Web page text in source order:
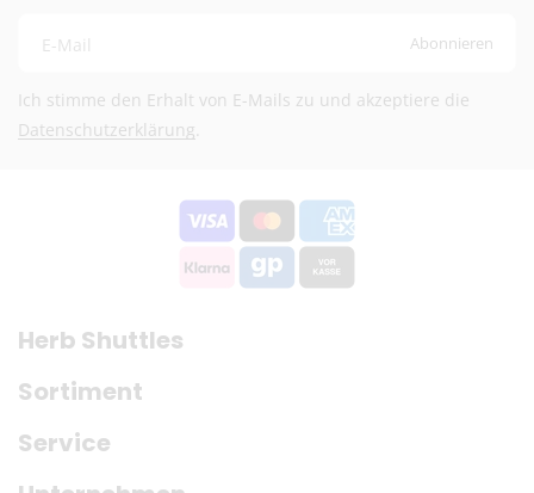
E-Mail Abonnieren
Ich stimme den Erhalt von E-Mails zu und akzeptiere die
Datenschutzerklärung.
Herb Shuttles
Sortiment
Service